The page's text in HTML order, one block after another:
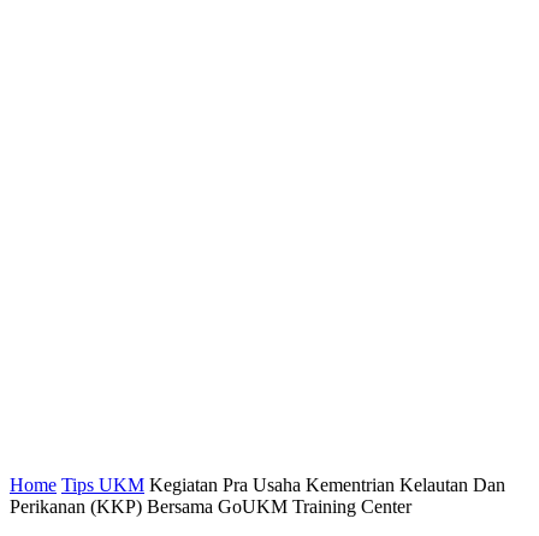
Home Tips UKM Kegiatan Pra Usaha Kementrian Kelautan Dan
Perikanan (KKP) Bersama GoUKM Training Center